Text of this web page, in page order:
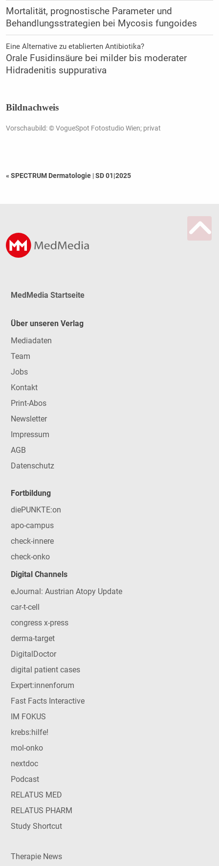
Mortalität, prognostische Parameter und
Behandlungsstrategien bei Mycosis fungoides
Eine Alternative zu etablierten Antibiotika?
Orale Fusidinsäure bei milder bis moderater
Hidradenitis suppurativa
Bildnachweis
Vorschaubild: © VogueSpot Fotostudio Wien; privat
« SPECTRUM Dermatologie |SD 01|2025
MedMedia Startseite
Über unseren Verlag
Mediadaten
Team
Jobs
Kontakt
Print-Abos
Newsletter
Impressum
AGB
Datenschutz
Fortbildung
diePUNKTE:on
apo-campus
check-innere
check-onko
Digital Channels
eJournal: Austrian Atopy Update
car-t-cell
congress x-press
derma-target
DigitalDoctor
digital patient cases
Expert:innenforum
Fast Facts Interactive
IM FOKUS
krebs:hilfe!
mol-onko
nextdoc
Podcast
RELATUS MED
RELATUS PHARM
Study Shortcut
Therapie News